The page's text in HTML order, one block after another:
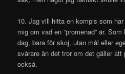
10. Jag vill hitta en kompis som
mig om vad en ”promenad” är.
dag, bara för skoj, utan mål eller
svårare än det tror om det gäller
också.